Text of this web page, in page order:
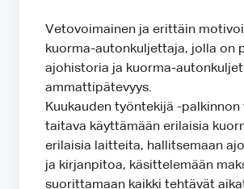
Vetovoimainen ja erittäin
kuorma-autonkuljettaja, jolla on
ajohistoria ja kuorma-
ammattipätevyys.
Kuukauden työntekijä -palkinnon
taitava käyttämään erilaisia
erilaisia laitteita, hallitsemaan
ja kirjanpitoa, käsittelemään
suorittamaan kaikki tehtävät